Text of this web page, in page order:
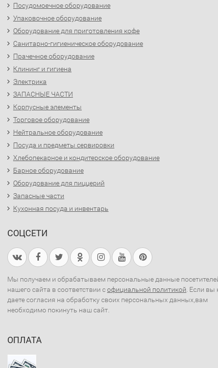
Посудомоечное оборудование
Упаковочное оборудование
Оборудование для приготовления кофе
Санитарно-гигиеническое оборудование
Прачечное оборудование
Клининг и гигиена
Электрика
ЗАПАСНЫЕ ЧАСТИ
Корпусные элементы
Торговое оборудование
Нейтральное оборудование
Посуда и предметы сервировки
Хлебопекарное и кондитерское оборудование
Барное оборудование
Оборудование для пиццерий
Запасные части
Кухонная посуда и инвентарь
СОЦСЕТИ
Мы получаем и обрабатываем персональные данные
нашего сайта в соответствии софициальной политикой . Если вы
даете согласия на обработку своих персональных данных,вам
необходимо покинуть наш сайт.
ОПЛАТА